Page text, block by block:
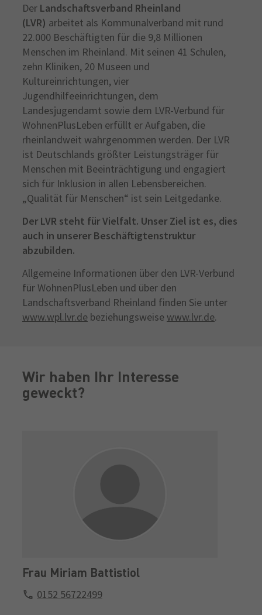
Der Landschaftsverband Rheinland
(LVR) arbeitet als Kommunalverband mit rund
22.000 Beschäftigten für die 9,8 Millionen
Menschen im Rheinland. Mit seinen 41 Schulen,
zehn Kliniken, 20 Museen und
Kultureinrichtungen, vier
Jugendhilfeeinrichtungen, dem
Landesjugendamt sowie dem LVR-Verbund für
WohnenPlusLeben erfüllt er Aufgaben, die
rheinlandweit wahrgenommen werden. Der LVR
ist Deutschlands größter Leistungsträger für
Menschen mit Beeinträchtigung und engagiert
sich für Inklusion in allen Lebensbereichen.
„Qualität für Menschen“ ist sein Leitgedanke.
Der LVR steht für Vielfalt. Unser Ziel ist es, dies
auch in unserer Beschäftigtenstruktur
abzubilden.
Allgemeine Informationen über den LVR-Verbund
für WohnenPlusLeben und über den
Landschaftsverband Rheinland finden Sie unter
www.wpl.lvr.de beziehungsweise www.lvr.de.
Wir haben Ihr Interesse
geweckt?
Frau Miriam Battistiol
0152 56722499